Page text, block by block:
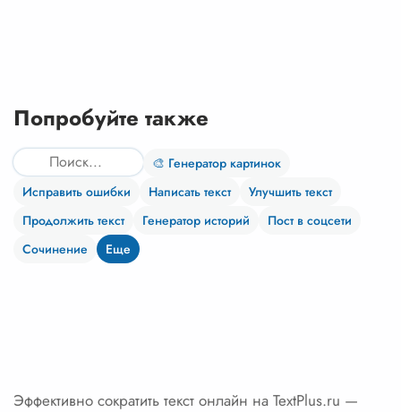
Попробуйте также
🎨 Генератор картинок
Исправить ошибки
Написать текст
Улучшить текст
Продолжить текст
Генератор историй
Пост в соцсети
Сочинение
Еще
Эффективно сократить текст онлайн на TextPlus.ru —